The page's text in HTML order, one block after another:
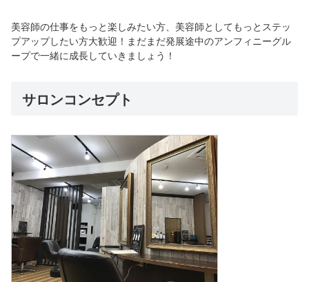
美容師の仕事をもっと楽しみたい方、美容師としてもっとステッ
プアップしたい方大歓迎！まだまだ発展途中のアンフィニーグル
ープで一緒に成長していきましょう！
サロンコンセプト